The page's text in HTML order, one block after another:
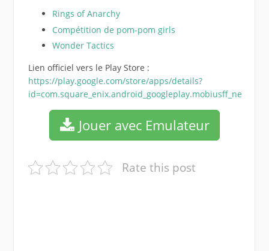
Rings of Anarchy
Compétition de pom-pom girls
Wonder Tactics
Lien officiel vers le Play Store :
https://play.google.com/store/apps/details?
id=com.square_enix.android_googleplay.mobiusff_ne
Jouer avec Emulateur
Rate this post